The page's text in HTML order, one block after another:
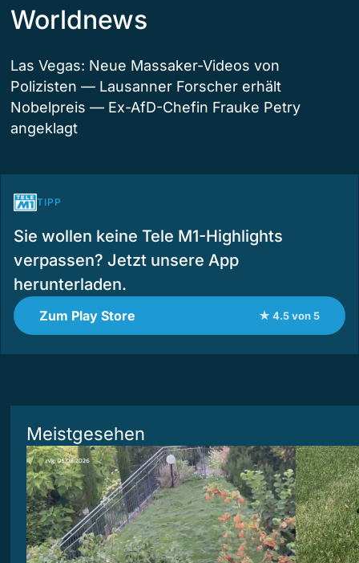
Worldnews
Las Vegas: Neue Massaker-Videos von
Polizisten — Lausanner Forscher erhält
Nobelpreis — Ex-AfD-Chefin Frauke Petry
angeklagt
TIPP
Sie wollen keine Tele M1-Highlights
verpassen? Jetzt unsere App
herunterladen.
Zum Play Store ★ 4.5 von 5
Meistgesehen